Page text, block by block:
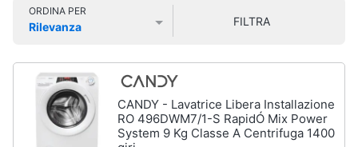
home
Audio
e
ORDINA PER
Rilevanza
FILTRA
CANDY - Lavatrice Libera Installazione
RO 496DWM7/1-S RapidÓ Mix Power
System 9 Kg Classe A Centrifuga 1400